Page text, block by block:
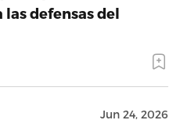
defensas del
Jun 24, 2026